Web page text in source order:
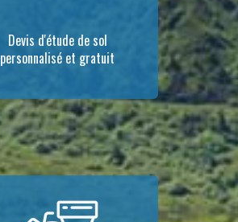
Devis d'étude de sol
personnalisé et gratuit